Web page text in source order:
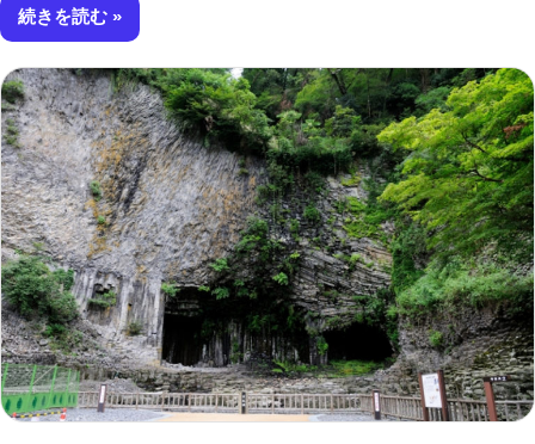
続きを読む